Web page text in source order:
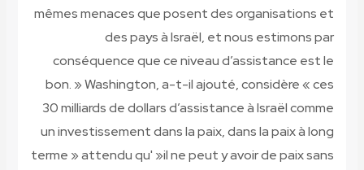
mêmes menaces que posent des organisations et
des pays à Israël, et nous estimons par
conséquence que ce niveau d’assistance est le
bon. » Washington, a-t-il ajouté, considère « ces
30 milliards de dollars d’assistance à Israël comme
un investissement dans la paix, dans la paix à long
terme » attendu qu' »il ne peut y avoir de paix sans